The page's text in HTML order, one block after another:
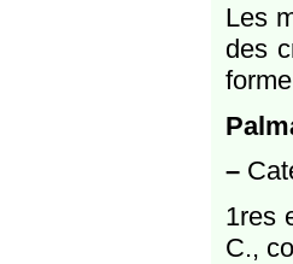
Les
des
–
1res
C.,